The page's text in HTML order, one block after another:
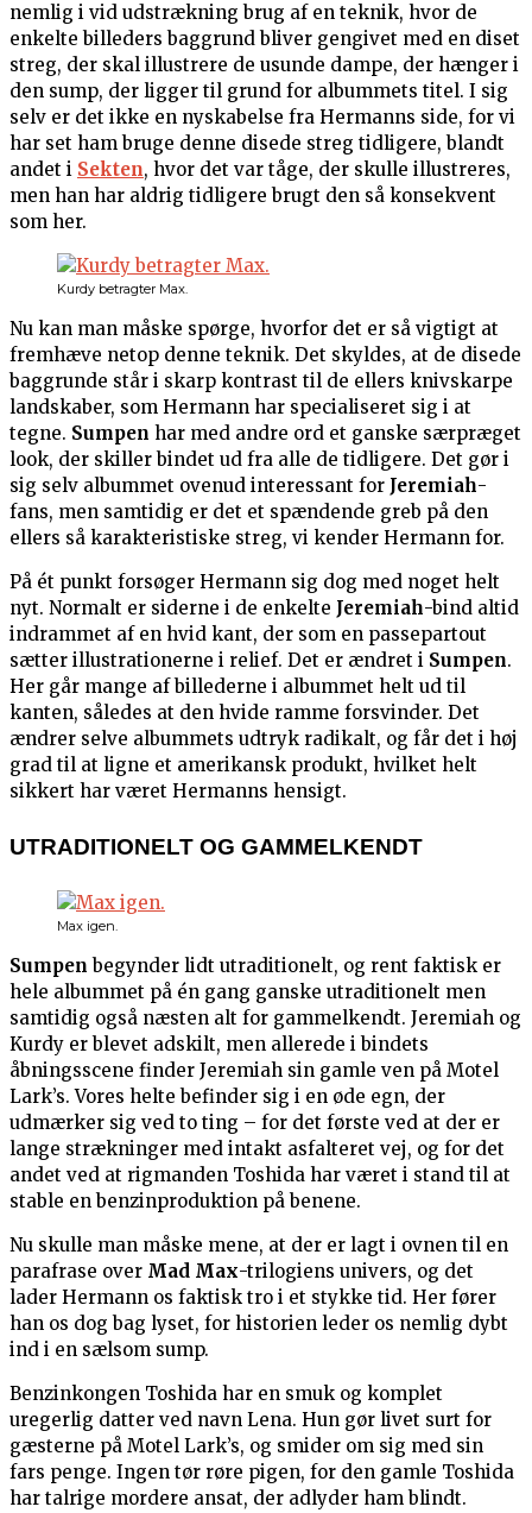
nemlig i vid udstrækning brug af en teknik, hvor de
enkelte billeders baggrund bliver gengivet med en diset
streg, der skal illustrere de usunde dampe, der hænger i
den sump, der ligger til grund for albummets titel. I sig
selv er det ikke en nyskabelse fra Hermanns side, for vi
har set ham bruge denne disede streg tidligere, blandt
andet i Sekten, hvor det var tåge, der skulle illustreres,
men han har aldrig tidligere brugt den så konsekvent
som her.
Kurdy betragter Max.
Nu kan man måske spørge, hvorfor det er så vigtigt at
fremhæve netop denne teknik. Det skyldes, at de disede
baggrunde står i skarp kontrast til de ellers knivskarpe
landskaber, som Hermann har specialiseret sig i at
tegne. Sumpen har med andre ord et ganske særpræget
look, der skiller bindet ud fra alle de tidligere. Det gør i
sig selv albummet ovenud interessant for Jeremiah-
fans, men samtidig er det et spændende greb på den
ellers så karakteristiske streg, vi kender Hermann for.
På ét punkt forsøger Hermann sig dog med noget helt
nyt. Normalt er siderne i de enkelte Jeremiah-bind altid
indrammet af en hvid kant, der som en passepartout
sætter illustrationerne i relief. Det er ændret i Sumpen.
Her går mange af billederne i albummet helt ud til
kanten, således at den hvide ramme forsvinder. Det
ændrer selve albummets udtryk radikalt, og får det i høj
grad til at ligne et amerikansk produkt, hvilket helt
sikkert har været Hermanns hensigt.
UTRADITIONELT OG GAMMELKENDT
Max igen.
Sumpen begynder lidt utraditionelt, og rent faktisk er
hele albummet på én gang ganske utraditionelt men
samtidig også næsten alt for gammelkendt. Jeremiah og
Kurdy er blevet adskilt, men allerede i bindets
åbningsscene finder Jeremiah sin gamle ven på Motel
Lark’s. Vores helte befinder sig i en øde egn, der
udmærker sig ved to ting – for det første ved at der er
lange strækninger med intakt asfalteret vej, og for det
andet ved at rigmanden Toshida har været i stand til at
stable en benzinproduktion på benene.
Nu skulle man måske mene, at der er lagt i ovnen til en
parafrase over Mad Max-trilogiens univers, og det
lader Hermann os faktisk tro i et stykke tid. Her fører
han os dog bag lyset, for historien leder os nemlig dybt
ind i en sælsom sump.
Benzinkongen Toshida har en smuk og komplet
uregerlig datter ved navn Lena. Hun gør livet surt for
gæsterne på Motel Lark’s, og smider om sig med sin
fars penge. Ingen tør røre pigen, for den gamle Toshida
har talrige mordere ansat, der adlyder ham blindt.